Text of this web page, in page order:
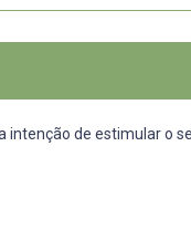
de estimular o